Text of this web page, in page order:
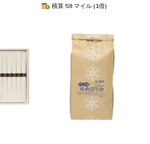
積算 59 マイル (1倍)